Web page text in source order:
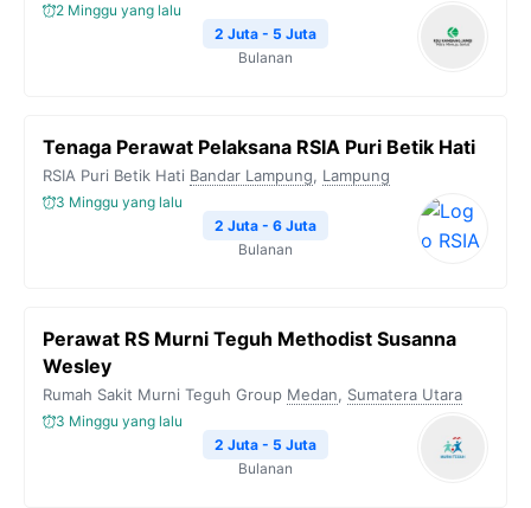
2 Minggu yang lalu
2 Juta - 5 Juta
Bulanan
Tenaga Perawat Pelaksana RSIA Puri Betik Hati
RSIA Puri Betik Hati Bandar Lampung, Lampung
3 Minggu yang lalu
2 Juta - 6 Juta
Bulanan
Perawat RS Murni Teguh Methodist Susanna
Wesley
Rumah Sakit Murni Teguh Group Medan, Sumatera Utara
3 Minggu yang lalu
2 Juta - 5 Juta
Bulanan